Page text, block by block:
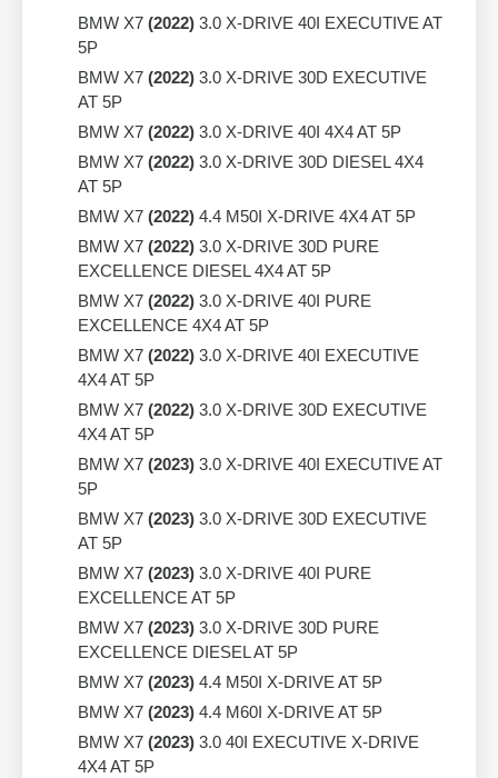
BMW X7 (2022) 3.0 X-DRIVE 40I EXECUTIVE AT
5P
BMW X7 (2022) 3.0 X-DRIVE 30D EXECUTIVE
AT 5P
BMW X7 (2022) 3.0 X-DRIVE 40I 4X4 AT 5P
BMW X7 (2022) 3.0 X-DRIVE 30D DIESEL 4X4
AT 5P
BMW X7 (2022) 4.4 M50I X-DRIVE 4X4 AT 5P
BMW X7 (2022) 3.0 X-DRIVE 30D PURE
EXCELLENCE DIESEL 4X4 AT 5P
BMW X7 (2022) 3.0 X-DRIVE 40I PURE
EXCELLENCE 4X4 AT 5P
BMW X7 (2022) 3.0 X-DRIVE 40I EXECUTIVE
4X4 AT 5P
BMW X7 (2022) 3.0 X-DRIVE 30D EXECUTIVE
4X4 AT 5P
BMW X7 (2023) 3.0 X-DRIVE 40I EXECUTIVE AT
5P
BMW X7 (2023) 3.0 X-DRIVE 30D EXECUTIVE
AT 5P
BMW X7 (2023) 3.0 X-DRIVE 40I PURE
EXCELLENCE AT 5P
BMW X7 (2023) 3.0 X-DRIVE 30D PURE
EXCELLENCE DIESEL AT 5P
BMW X7 (2023) 4.4 M50I X-DRIVE AT 5P
BMW X7 (2023) 4.4 M60I X-DRIVE AT 5P
BMW X7 (2023) 3.0 40I EXECUTIVE X-DRIVE
4X4 AT 5P